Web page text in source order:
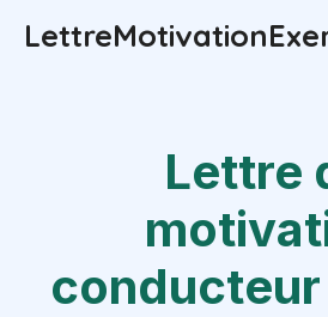
Lettre